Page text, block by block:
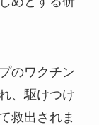
のワクチン
、駆けつけ
救出されま